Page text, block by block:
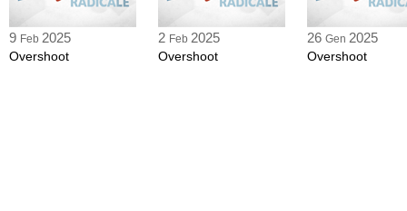
9 Feb 2025
Overshoot
2 Feb 2025
Overshoot
26 Gen 2025
Overshoot